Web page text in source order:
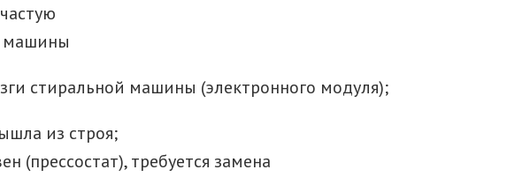
машины
стиральной машины (электронного модуля);
из строя;
(прессостат), требуется замена